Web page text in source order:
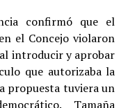
confirmó que el
el Concejo violaron
introducir y aprobar
que autorizaba la
propuesta tuviera un
Tamaña